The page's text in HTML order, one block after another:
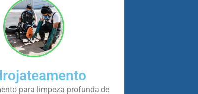
para limpeza profunda de